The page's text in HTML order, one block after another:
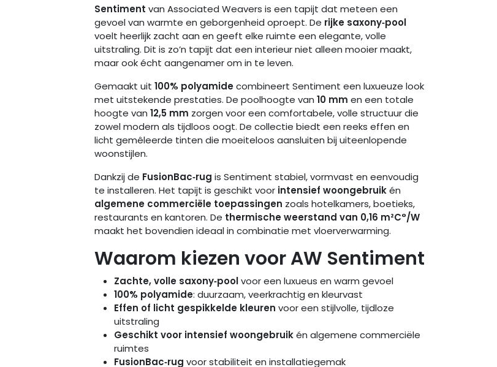
Sentiment van Associated Weavers is een tapijt dat meteen een
gevoel van warmte en geborgenheid oproept. De rijke saxony‑pool
voelt heerlijk zacht aan en geeft elke ruimte een elegante, volle
uitstraling. Dit is zo’n tapijt dat een interieur niet alleen mooier maakt,
maar ook écht aangenamer om in te leven.
Gemaakt uit 100% polyamidecombineert Sentiment een luxueuze look
met uitstekende prestaties. De poolhoogte van 10 mm en een totale
hoogte van 12,5 mm zorgen voor een comfortabele, volle structuur die
zowel modern als tijdloos oogt. De collectie biedt een reeks effen en
licht gemêleerde tinten die moeiteloos aansluiten bij uiteenlopende
woonstijlen.
Dankzij de FusionBac‑rug is Sentiment stabiel, vormvast en eenvoudig
te installeren. Het tapijt is geschikt voor intensief woongebruikén
algemene commerciële toepassingen zoals hotelkamers, boetieks,
restaurants en kantoren. De thermische weerstand van 0,16 m²C°/W
maakt het bovendien ideaal in combinatie met vloerverwarming.
Waarom kiezen voor AW Sentiment
Zachte, volle saxony‑poolvoor een luxueus en warm gevoel
100% polyamide: duurzaam, veerkrachtig en kleurvast
Effen of licht gespikkelde kleuren voor een stijlvolle, tijdloze
uitstraling
Geschikt voor intensief woongebruikén algemene commerciële
ruimtes
FusionBac‑rug voor stabiliteit en installatiegemak